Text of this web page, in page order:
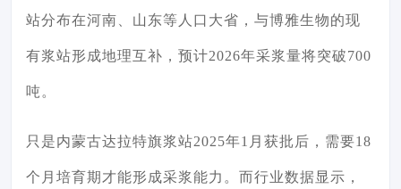
站分布在河南、山东等人口大省，与博雅生物的现
有浆站形成地理互补，预计2026年采浆量将突破700
吨。
只是内蒙古达拉特旗浆站2025年1月获批后，需要18
个月培育期才能形成采浆能力。而行业数据显示，